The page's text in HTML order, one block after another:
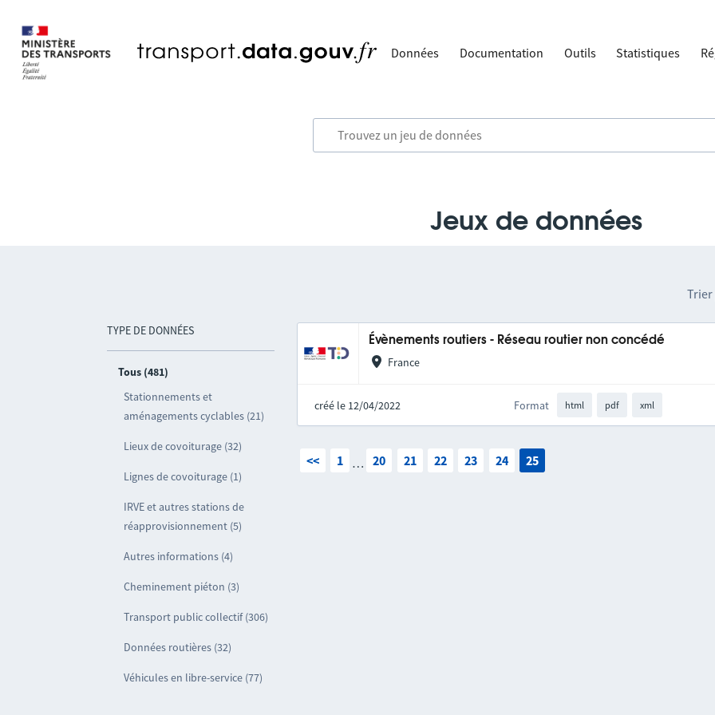
Données Documentation Outils Statistiques
Jeux de données
TYPE DE DONNÉES
Tous (481)
Stationnements et
aménagements cyclables (21)
Lieux de covoiturage (32)
Lignes de covoiturage (1)
IRVE et autres stations de
réapprovisionnement (5)
Autres informations (4)
Cheminement piéton (3)
Transport public collectif (306)
Données routières (32)
Véhicules en libre-service (77)
Trier
Évènements routiers - Réseau routier non concédé
France
créé le 12/04/2022 Format html pdf xml
<< 1 … 20 21 22 23 24 25